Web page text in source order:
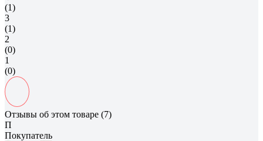
(1)
3
(1)
2
(0)
1
(0)
Отзывы об этом товаре (7)
П
Покупатель